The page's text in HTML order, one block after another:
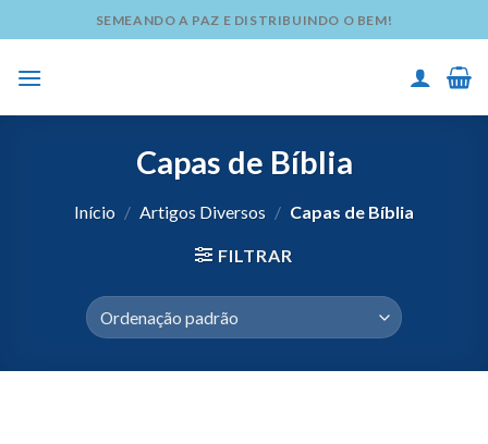
to
content
SEMEANDO A PAZ E DISTRIBUINDO O BEM!
Capas de Bíblia
Início / Artigos Diversos / Capas de Bíblia
FILTRAR